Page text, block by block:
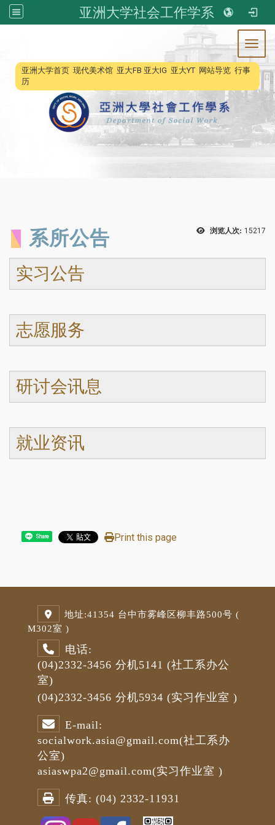
亚洲大学社会工作学系
::: 亚洲大学首页 现代美术馆 亚大FB 亚大IG 亚大YT 网站导览 行事
历
浏览人次: 15217
系所公告
实习公告
志愿服务
研讨会讯息
就业资讯
Share Print this page
地址:41354 台中市雾峰区柳丰路500号 (
M302室 )
电话:
(04)2332-3456 分机5141 (社工系办公
室)
(04)2332-3456 分机5934 (实习作业室 )
E-mail:
socialwork.asia@gmail.com(社工系办
公室)
asiaswpa2@gmail.com(实习作业室 )
传真: (04) 2332-11931